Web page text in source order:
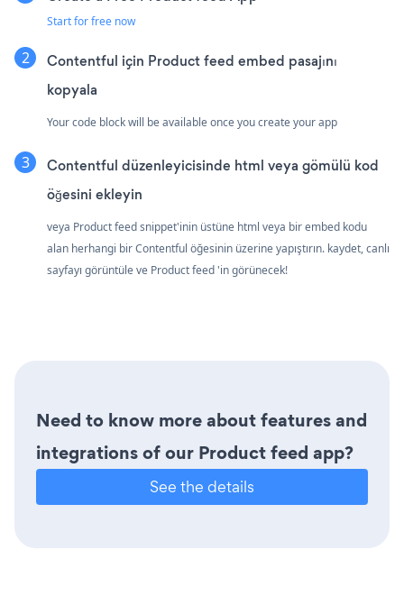
Start for free now
Contentful için Product feed embed pasajını
kopyala
Your code block will be available once you create your app
Contentful düzenleyicisinde html veya gömülü kod
öğesini ekleyin
veya Product feed snippet'inin üstüne html veya bir embed kodu
alan herhangi bir Contentful öğesinin üzerine yapıştırın. kaydet, canlı
sayfayı görüntüle ve Product feed 'in görünecek!
Need to know more about features and
integrations of our Product feed app?
See the details